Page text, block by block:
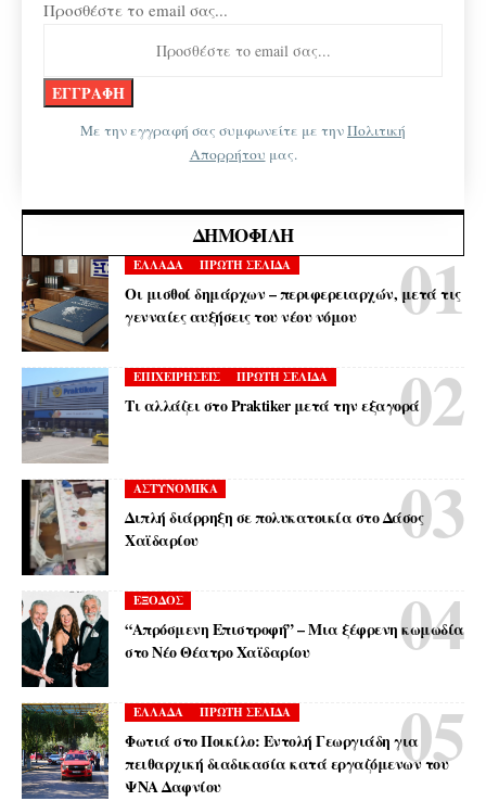
Προσθέστε το email σας...
Με την εγγραφή σας συμφωνείτε με τηνΠολιτική
Απορρήτου μας.
ΔΗΜΟΦΙΛΉ
ΕΛΛΑΔΑ ΠΡΩΤΗ ΣΕΛΙΔΑ
Οι μισθοί δημάρχων – περιφερειαρχών, μετά τις
γενναίες αυξήσεις του νέου νόμου
ΕΠΙΧΕΙΡΗΣΕΙΣ ΠΡΩΤΗ ΣΕΛΙΔΑ
Τι αλλάζει στο Praktiker μετά την εξαγορά
ΑΣΤΥΝΟΜΙΚΑ
Διπλή διάρρηξη σε πολυκατοικία στο Δάσος
Χαϊδαρίου
ΕΞΟΔΟΣ
“Απρόσμενη Επιστροφή” – Μια ξέφρενη κωμωδία
στο Νέο Θέατρο Χαϊδαρίου
ΕΛΛΑΔΑ ΠΡΩΤΗ ΣΕΛΙΔΑ
Φωτιά στο Ποικίλο: Εντολή Γεωργιάδη για
πειθαρχική διαδικασία κατά εργαζόμενων του
ΨΝΑ Δαφνίου